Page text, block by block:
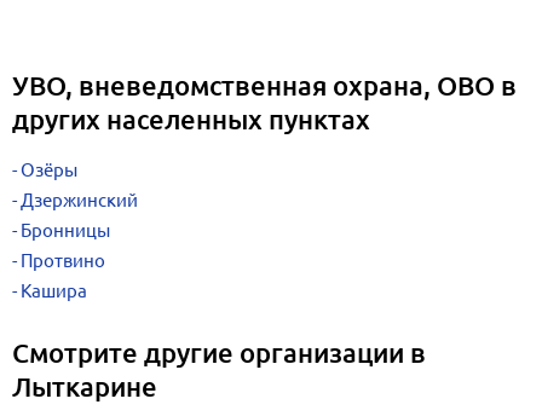
УВО, вневедомственная охрана, ОВО в
других населенных пунктах
Озёры
Дзержинский
Бронницы
Протвино
Кашира
Смотрите другие организации в
Лыткарине